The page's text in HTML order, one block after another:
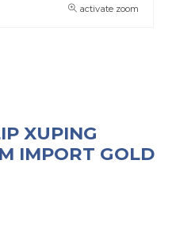
activate zoom
XUPING
IMPORT GOLD